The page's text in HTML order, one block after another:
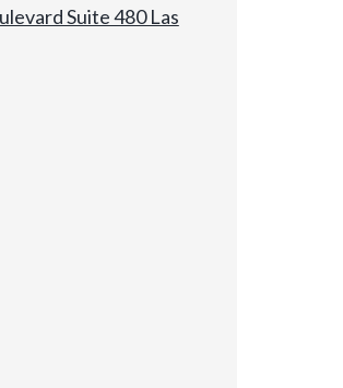
Suite 480 Las